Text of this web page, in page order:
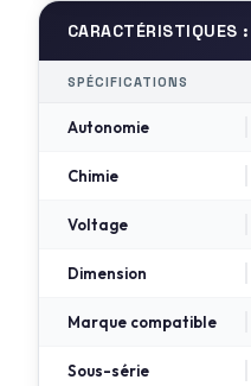
CARACTÉRISTIQUES :
SPÉCIFICATIONS
Autonomie
Chimie
Voltage
Dimension
Marque compatible
Sous-série